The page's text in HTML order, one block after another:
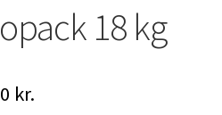
18 kg
kr.Prisinterval: